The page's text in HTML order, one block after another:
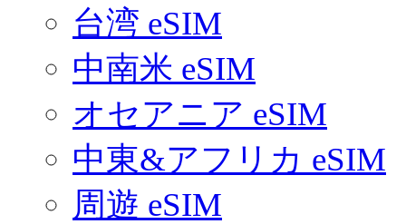
台湾 eSIM
中南米 eSIM
オセアニア eSIM
中東&アフリカ eSIM
周遊 eSIM